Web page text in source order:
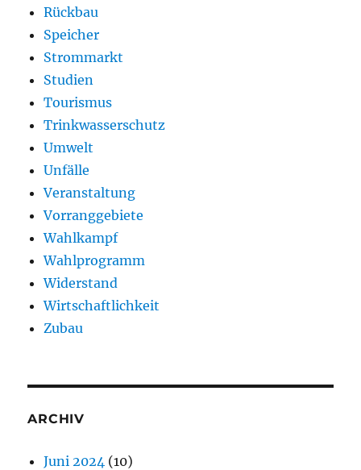
Rückbau
Speicher
Strommarkt
Studien
Tourismus
Trinkwasserschutz
Umwelt
Unfälle
Veranstaltung
Vorranggebiete
Wahlkampf
Wahlprogramm
Widerstand
Wirtschaftlichkeit
Zubau
ARCHIV
Juni 2024 (10)